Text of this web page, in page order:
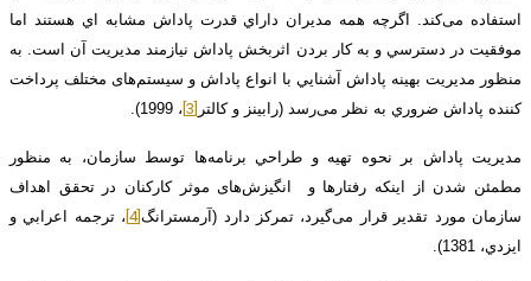
استفاده می‌کند. اگرچه همه مديران داراي قدرت پاداش مشابه اي هستند اما
موفقيت در دسترسي و به کار بردن اثربخش پاداش نيازمند مديريت آن است. به
منظور مديريت بهينه پاداش آشنايي با انواع پاداش و سیستم‌های مختلف پرداخت
کننده پاداش ضروري به نظر می‌رسد (رابينز و کالتر [3] ، 1999).
مديريت پاداش بر نحوه تهيه و طراحي برنامه‌ها توسط سازمان، به منظور
مطمئن شدن از اينکه رفتارها و انگیزش‌های موثر کارکنان در تحقق اهداف
سازمان مورد تقدير قرار می‌گیرد، تمرکز دارد (آرمسترانگ[4]
، ترجمه اعرابي و
ايزدي، 1381).